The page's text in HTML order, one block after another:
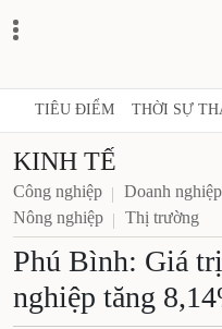
TIÊU ĐIỂM THỜI SỰ
KINH TẾ
Công nghiệp Doanh
Nông nghiệp
Thị trường
Phú Bình: Giá
nghiệp tăng